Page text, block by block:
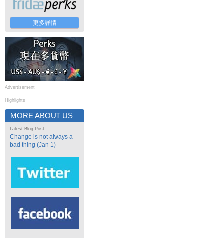
更多詳情
Advertisement
Highlights
MORE ABOUT US
Latest Blog Post
Change is not always a
bad thing (Jan 1)